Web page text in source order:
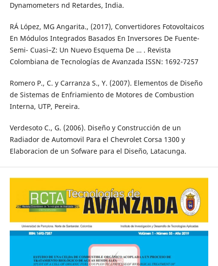
Dynamometers nd Retardes, India.
RÁ López, MG Angarita., (2017), Convertidores Fotovoltaicos
En Módulos Integrados Basados En Inversores De Fuente-
Semi- Cuasi–Z: Un Nuevo Esquema De … . Revista
Colombiana de Tecnologías de Avanzada ISSN: 1692-7257
Romero P., C. y Carranza S., Y. (2007). Elementos de Diseño
de Sistemas de Enfriamiento de Motores de Combustion
Interna, UTP, Pereira.
Verdesoto C., G. (2006). Diseño y Construcción de un
Radiador de Automovil Para el Chevrolet Corsa 1300 y
Elaboracion de un Sofware para el Diseño, Latacunga.